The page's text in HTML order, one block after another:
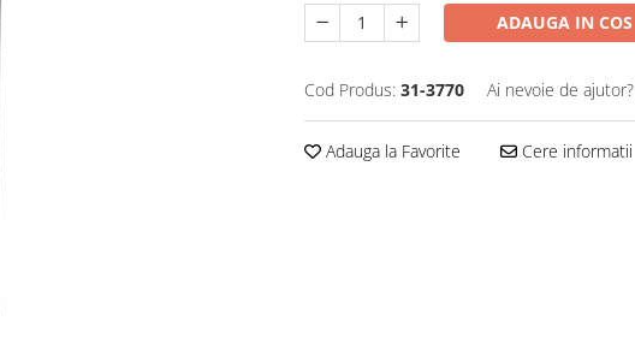
ADAUGA IN COS
Cod Produs: 31-3770 Ai nevoie de ajutor?
Adauga la Favorite Cere informatii